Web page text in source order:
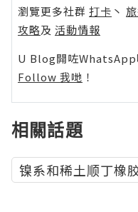
瀏覽更多社群 打卡 丶
攻略及 活動情報
U Blog開咗WhatsApp
Follow 我哋 ！
相關話題
镍系和稀土顺丁橡